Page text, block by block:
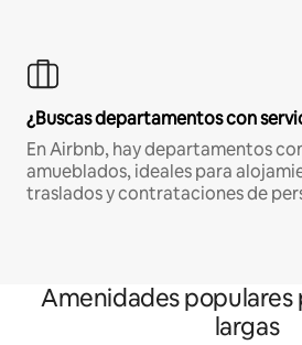
¿Buscas departamentos con
En Airbnb, hay departamentos
amueblados, ideales para
traslados y contrataciones de
Amenidades populares
largas